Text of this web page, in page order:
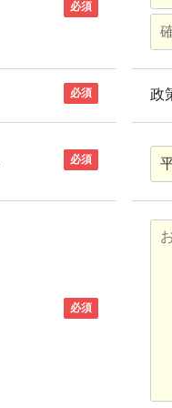
必須
必須 政
必須
必須